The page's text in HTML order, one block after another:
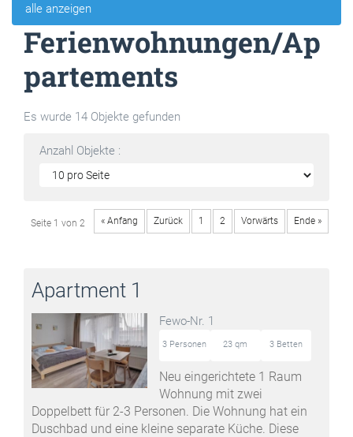
alle anzeigen
Ferienwohnungen/Ap
partements
Es wurde 14 Objekte gefunden
Anzahl Objekte :
Seite 1 von 2 « Anfang Zurück 1 2 Vorwärts Ende »
Apartment 1
Fewo-Nr. 1
3 Personen 23 qm 3 Betten
Neu eingerichtete 1 Raum
Wohnung mit zwei
Doppelbett für 2-3 Personen. Die Wohnung hat ein
Duschbad und eine kleine separate Küche. Diese